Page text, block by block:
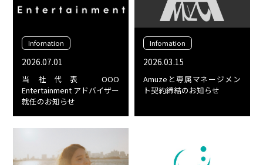
Infomation
2026.07.01
当社代表 OOO
Entertainment アドバイザー
就任のお知らせ
Infomation
2026.03.15
Amuzeと専属マネージメン
ト契約締結のお知らせ